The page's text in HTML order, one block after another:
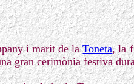
i marit de laToneta, la
gran cerimònia festiva